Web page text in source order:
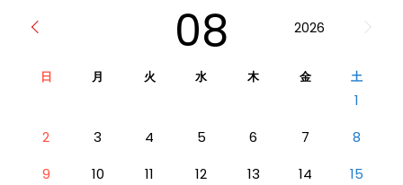
08 2026
日 月 火 水 木 金 土
1
2
3 4 5 6 7
8
9
10 11 12 13 14
15